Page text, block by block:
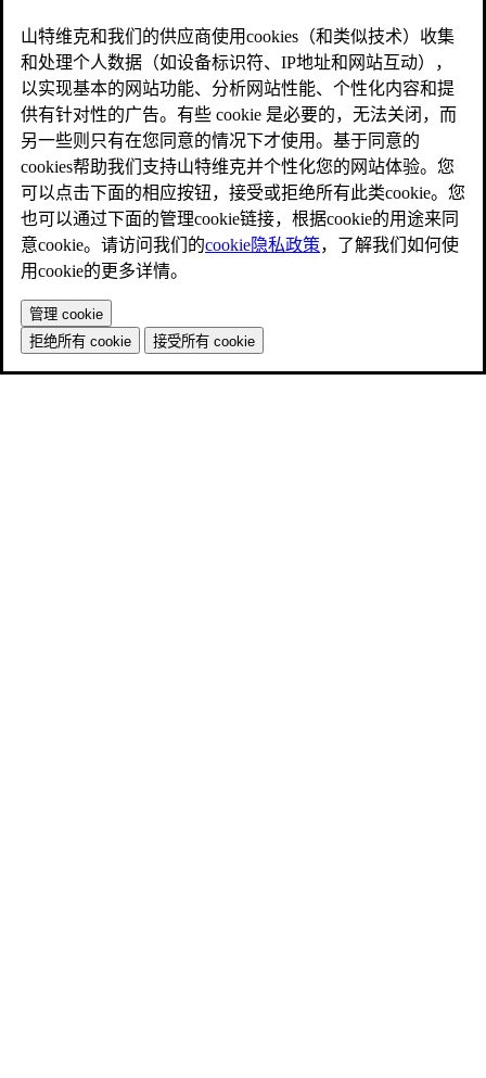
山特维克和我们的供应商使用cookies（和类似技术）收集
和处理个人数据（如设备标识符、IP地址和网站互动），
以实现基本的网站功能、分析网站性能、个性化内容和提
供有针对性的广告。有些 cookie 是必要的，无法关闭，而
另一些则只有在您同意的情况下才使用。基于同意的
cookies帮助我们支持山特维克并个性化您的网站体验。您
可以点击下面的相应按钮，接受或拒绝所有此类cookie。您
也可以通过下面的管理cookie链接，根据cookie的用途来同
意cookie。请访问我们的cookie隐私政策，了解我们如何使
用cookie的更多详情。
管理 cookie
拒绝所有 cookie
接受所有 cookie